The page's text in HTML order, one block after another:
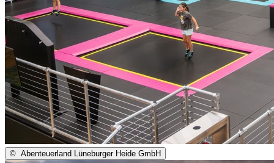
© Abenteuerland Lüneburger Heide GmbH